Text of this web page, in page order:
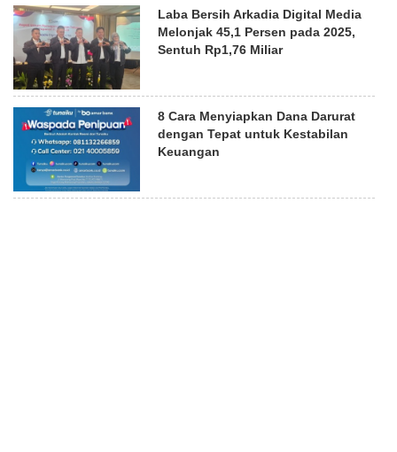
Laba Bersih Arkadia Digital Media
Melonjak 45,1 Persen pada 2025,
Sentuh Rp1,76 Miliar
8 Cara Menyiapkan Dana Darurat
dengan Tepat untuk Kestabilan
Keuangan